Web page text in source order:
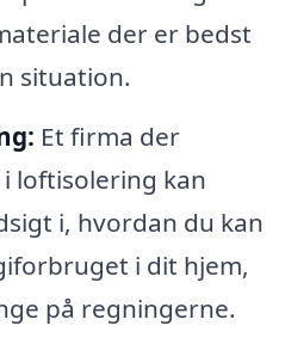
der er bedst
situation.
Et firma der
loftisolering kan
i, hvordan du kan
i dit hjem,
på regningerne.